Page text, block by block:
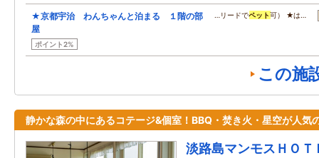
★京都宇治 わんちゃんと泊まる １階の部
屋
ポイント2%
…リードでペット可） ★は…
この施
静かな森の中にあるコテージ&個室！BBQ・焚き火・星空が人気
淡路島マンモスＨＯＴ